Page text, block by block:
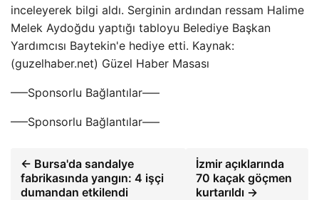
inceleyerek bilgi aldı. Serginin ardından ressam Halime
Melek Aydoğdu yaptığı tabloyu Belediye Başkan
Yardımcısı Baytekin'e hediye etti. Kaynak:
(guzelhaber.net) Güzel Haber Masası
—–Sponsorlu Bağlantılar—–
—–Sponsorlu Bağlantılar—–
← Bursa'da sandalye
fabrikasında yangın: 4 işçi
dumandan etkilendi
İzmir açıklarında
70 kaçak göçmen
kurtarıldı →